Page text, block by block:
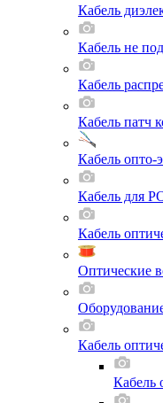
Кабель
Кабель не
Кабель
Кабель патч
Кабель опто-
Кабель для
Кабель
Оптические
Кабель
Кабель